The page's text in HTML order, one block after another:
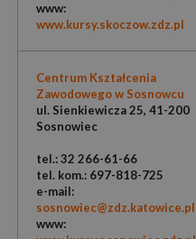
www:
www.kursy.skoczow.zdz.pl
Centrum Kształcenia
Zawodowego w Sosnowcu
ul. Sienkiewicza 25, 41-200
Sosnowiec
tel.: 32 266-61-66
tel. kom.: 697-818-725
e-mail:
sosnowiec@zdz.katowice.pl
www: